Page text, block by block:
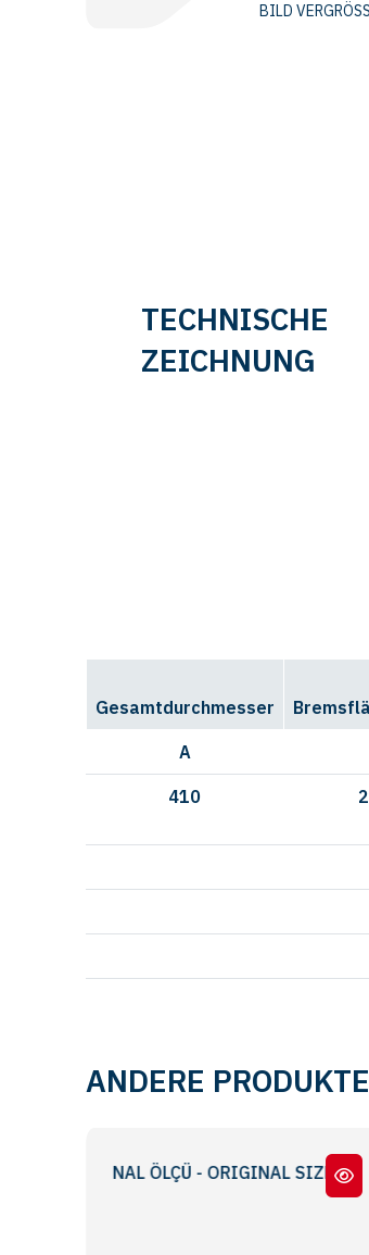
BILD
TECHNISCHE
ZEICHNUNG
Gesamtdurchmesser
A
410
ANDERE PRODUKTE
ÖLÇÜ - ORIGINAL SIZE
FH 12 / FH16 / FM -12 / FL -